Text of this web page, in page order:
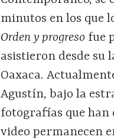
minutos en los que
Orden y progreso fue
asistieron desde su
Oaxaca.
Agustín, bajo la
fotografías que han
video permanecen